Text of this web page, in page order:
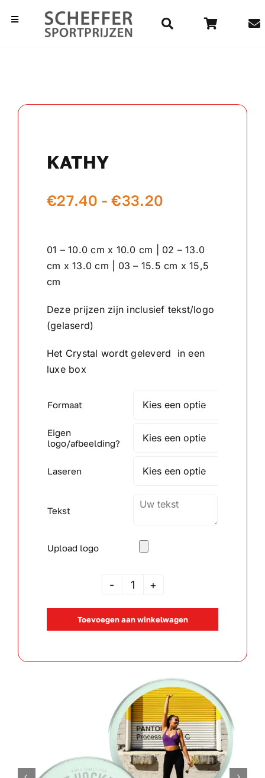
naarToggle
Navigation
Medailles
Kampioensschalen
Rozetten
Crystal/glas
KATHY
€27.40 - €33.20
€33.20
01 – 10.0 cm x 10.0 cm | 02 – 13.0
cm x 13.0 cm | 03 – 15.5 cm x 15,5
cm
Deze prijzen zijn inclusief tekst/logo
(gelaserd)
Het Crystal wordt geleverd in een
luxe box
Formaat 
Eigen
logo/afbeelding?

Laseren 
Tekst
Upload logo
KATHY
aantal
Toevoegen aan winkelwagen